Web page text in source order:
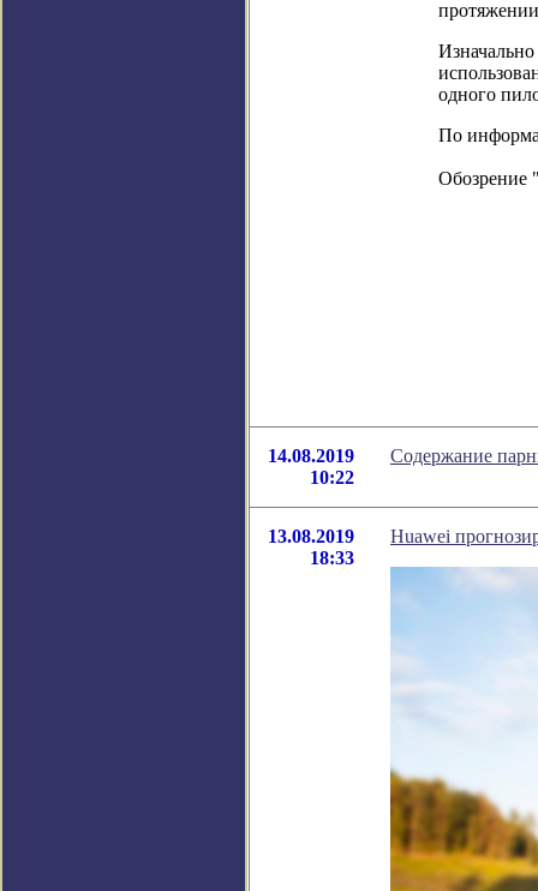
Изначально
одного
По
Обозрение
14.08.2019
10:22
Содержание
13.08.2019
18:33
Huawei